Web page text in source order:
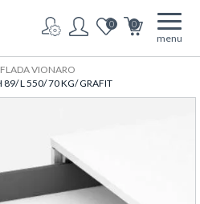
0 0
menu
VIONARO
89/ L 550/ 70 KG/ GRAFIT